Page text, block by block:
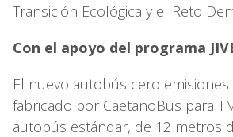
Transición Ecológica y el Reto
Con el apoyo del programa
El nuevo autobús cero
fabricado por CaetanoBus para
autobús estándar, de 12 metros